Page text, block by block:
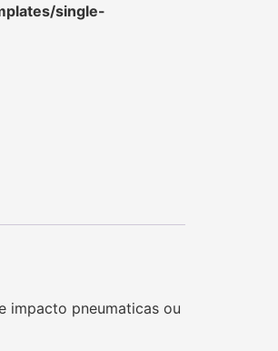
single-
impacto pneumaticas ou